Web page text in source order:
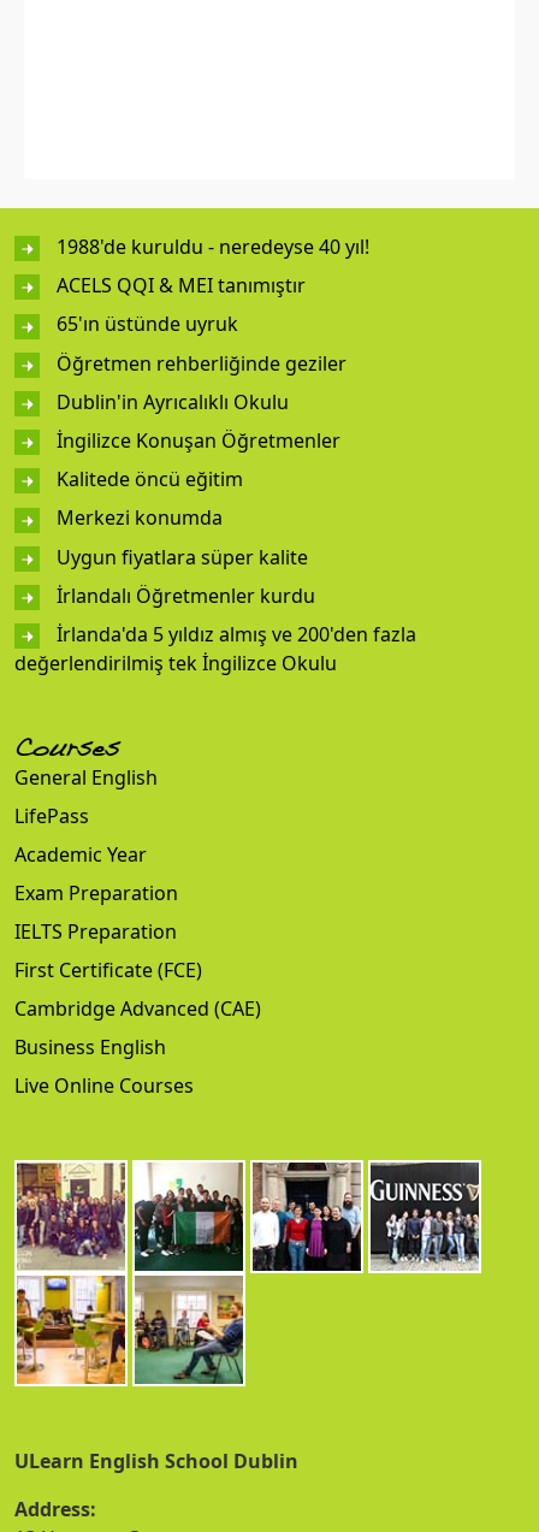
1988'de kuruldu - neredeyse 40 yıl!
ACELS QQI & MEI tanımıştır
65'ın üstünde uyruk
Öğretmen rehberliğinde geziler
Dublin'in Ayrıcalıklı Okulu
İngilizce Konuşan Öğretmenler
Kalitede öncü eğitim
Merkezi konumda
Uygun fiyatlara süper kalite
İrlandalı Öğretmenler kurdu
İrlanda'da 5 yıldız almış ve 200'den fazla
değerlendirilmiş tek İngilizce Okulu
Courses
General English
LifePass
Academic Year
Exam Preparation
IELTS Preparation
First Certificate (FCE)
Cambridge Advanced (CAE)
Business English
Live Online Courses
ULearn English School Dublin
Address: